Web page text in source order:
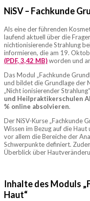
NiSV – Fachkunde
Als eine der führenden
laufend aktuell über die
nichtionisierende Strahlung
informieren, die am 19.
(PDF, 3,42 MB)worden und
Das Modul „Fachkunde
und bildet die Grundlage der
„Nicht ionisierender
und Heilpraktikerschulen
% online absolvieren.
Der NiSV-Kurse „Fachkunde
Wissen im Bezug auf die
vor allem die Bereiche der
Schwerpunkte definiert.
Überblick über
Inhalte des Moduls
Haut“